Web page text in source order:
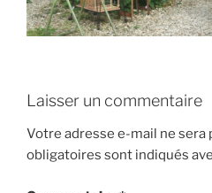
Laisser un commentaire
Votre adresse e-mail ne sera
obligatoires sont indiqués